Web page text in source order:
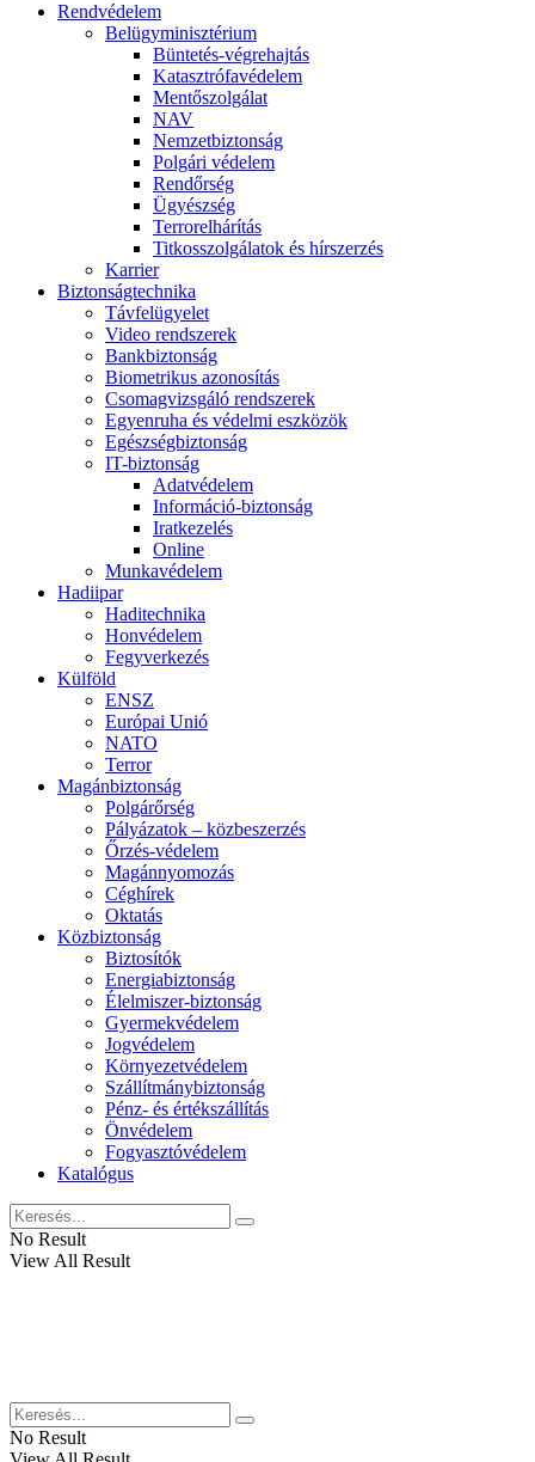
Rendvédelem
Belügyminisztérium
Büntetés-végrehajtás
Katasztrófavédelem
Mentőszolgálat
NAV
Nemzetbiztonság
Polgári védelem
Rendőrség
Ügyészség
Terrorelhárítás
Titkosszolgálatok és hírszerzés
Karrier
Biztonságtechnika
Távfelügyelet
Video rendszerek
Bankbiztonság
Biometrikus azonosítás
Csomagvizsgáló rendszerek
Egyenruha és védelmi eszközök
Egészségbiztonság
IT-biztonság
Adatvédelem
Információ-biztonság
Iratkezelés
Online
Munkavédelem
Hadiipar
Haditechnika
Honvédelem
Fegyverkezés
Külföld
ENSZ
Európai Unió
NATO
Terror
Magánbiztonság
Polgárőrség
Pályázatok – közbeszerzés
Őrzés-védelem
Magánnyomozás
Céghírek
Oktatás
Közbiztonság
Biztosítók
Energiabiztonság
Élelmiszer-biztonság
Gyermekvédelem
Jogvédelem
Környezetvédelem
Szállítmánybiztonság
Pénz- és értékszállítás
Önvédelem
Fogyasztóvédelem
Katalógus
No Result
View All Result
No Result